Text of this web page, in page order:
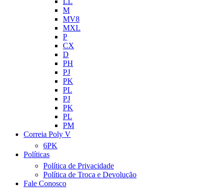
M
MV8
MXL
P
CX
D
PH
PJ
PK
PL
PJ
PK
PL
PM
Correia Poly V
6PK
Políticas
Política de Privacidade
Política de Troca e Devolução
Fale Conosco